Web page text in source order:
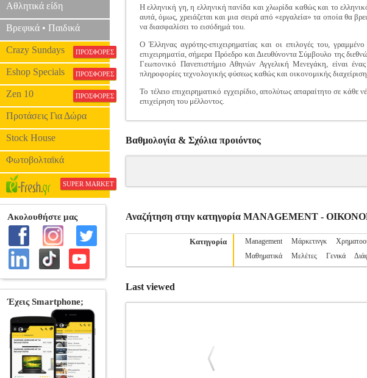
Αθλητικά είδη
Βρεφικά • Παιδικά
Crazy Sundays ΠΡΟΣΦΟΡΕΣ
Eshop Specials ΠΡΟΣΦΟΡΕΣ
Zen 10 ΠΡΟΣΦΟΡΕΣ
Προτάσεις Για Δώρα
Stock House
Φωτοβολταϊκά
SUPER MARKET
Η ελληνική γη, η ελληνική πανίδα και χλωρίδα καθώς και το
αυτά, όμως, χρειάζεται και μια σειρά από «εργαλεία» τα οποία θα
να διασφαλίσει το εισόδημά του.
Ο Έλληνας αγρότης-επιχειρηματίας και οι επιλογές του,
επιχειρηματία, σήμερα Πρόεδρο και Διευθύνοντα Σύμβουλο της
Γεωπονικό Πανεπιστήμιο Αθηνών Αγγελική Μενεγάκη, είναι
πληροφορίες τεχνολογικής φύσεως καθώς και οικονομικής
Το τέλειο επιχειρηματικό εγχειρίδιο, απολύτως απαραίτητο σε
επιχείρηση του μέλλοντος.
Βαθμολογία & Σχόλια προιόντος
Αναζήτηση στην κατηγορία MANAGEMENT -
Κατηγορία Management Μάρκετινγκ
Μαθηματικά
Μελέτες Γενικά
Last viewed